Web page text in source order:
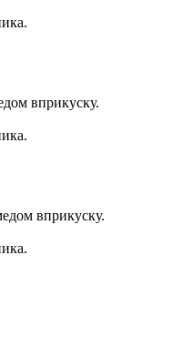
вприкуску.
вприкуску.